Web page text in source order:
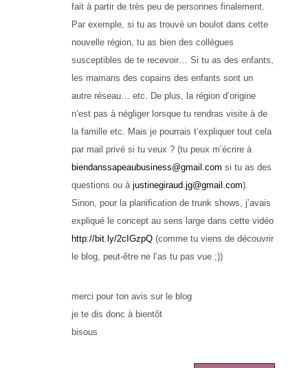
fait à partir de très peu de personnes finalement.
Par exemple, si tu as trouvé un boulot dans cette
nouvelle région, tu as bien des collègues
susceptibles de te recevoir… Si tu as des enfants,
les mamans des copains des enfants sont un
autre réseau… etc. De plus, la région d’origine
n’est pas à négliger lorsque tu rendras visite à de
la famille etc. Mais je pourrais t’expliquer tout cela
par mail privé si tu veux ? (tu peux m’écrire à
biendanssapeaubusiness@gmail.com si tu as des
questions ou à justinegiraud.jg@gmail.com).
Sinon, pour la planification de trunk shows, j’avais
expliqué le concept au sens large dans cette vidéo
http://bit.ly/2cIGzpQ (comme tu viens de découvrir
le blog, peut-être ne l’as tu pas vue ;))
merci pour ton avis sur le blog
je te dis donc à bientôt
bisous